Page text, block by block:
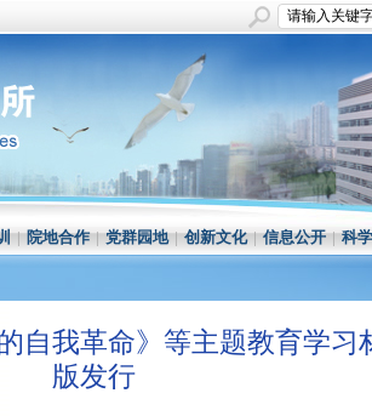
| 院地合作 | 党群园地 | 创新文化 | 信息公开 | 科
自我革命》等主题教育学习
版发行